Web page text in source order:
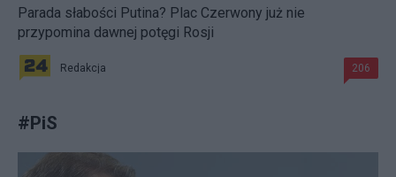
Parada słabości Putina? Plac Czerwony już nie
przypomina dawnej potęgi Rosji
Redakcja 206
#PiS